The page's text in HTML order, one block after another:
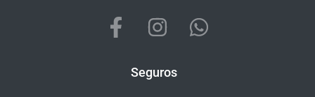
Seguros